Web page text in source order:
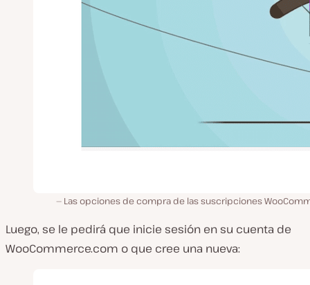
Las opciones de compra de las suscripciones
Luego, se le pedirá que inicie sesión en su cuenta de
WooCommerce.com o que cree una nueva: